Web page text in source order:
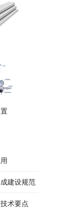
建设规范
术要点